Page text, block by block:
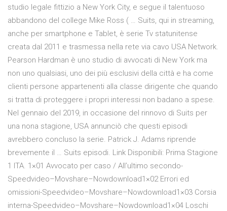
studio legale fittizio a New York City, e segue il talentuoso
abbandono del college Mike Ross ( … Suits, qui in streaming,
anche per smartphone e Tablet, è serie Tv statunitense
creata dal 2011 e trasmessa nella rete via cavo USA Network.
Pearson Hardman è uno studio di avvocati di New York ma
non uno qualsiasi, uno dei più esclusivi della città e ha come
clienti persone appartenenti alla classe dirigente che quando
si tratta di proteggere i propri interessi non badano a spese.
Nel gennaio del 2019, in occasione del rinnovo di Suits per
una nona stagione, USA annunciò che questi episodi
avrebbero concluso la serie. Patrick J. Adams riprende
brevemente il … Suits episodi. Link Disponibili: Prima Stagione
1 ITA. 1×01 Avvocato per caso / All’ultimo secondo-
Speedvideo–Movshare–Nowdownload1×02 Errori ed
omissioni-Speedvideo–Movshare–Nowdownload1×03 Corsia
interna-Speedvideo–Movshare–Nowdownload1×04 Loschi